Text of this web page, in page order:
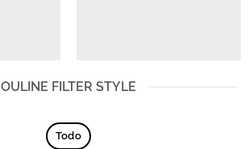
OULINE FILTER STYLE
Todo